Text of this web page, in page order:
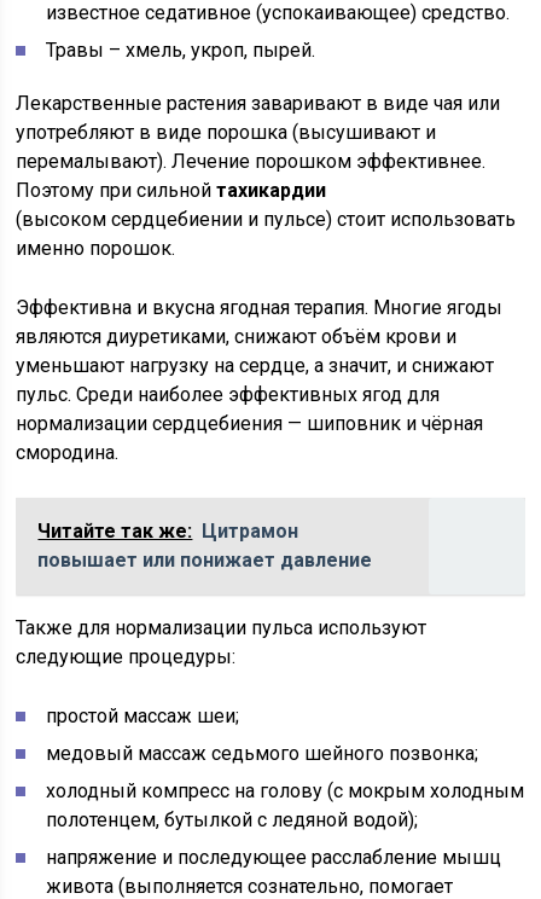
известное седативное (успокаивающее) средство.
Травы – хмель, укроп, пырей.
Лекарственные растения заваривают в виде чая или
употребляют в виде порошка (высушивают и
перемалывают). Лечение порошком эффективнее.
Поэтому при сильнойтахикардии
(высоком сердцебиении и пульсе) стоит использовать
именно порошок.
Эффективна и вкусна ягодная терапия. Многие ягоды
являются диуретиками, снижают объём крови и
уменьшают нагрузку на сердце, а значит, и снижают
пульс. Среди наиболее эффективных ягод для
нормализации сердцебиения — шиповник и чёрная
смородина.
Читайте так же: Цитрамон
повышает или понижает давление
Также для нормализации пульса используют
следующие процедуры:
простой массаж шеи;
медовый массаж седьмого шейного позвонка;
холодный компресс на голову (с мокрым холодным
полотенцем, бутылкой с ледяной водой);
напряжение и последующее расслабление мышц
живота (выполняется сознательно, помогает